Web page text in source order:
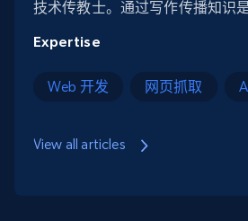
技术传教士。通过写作传播知识
Expertise
Web 开发 网页抓取
View all articles